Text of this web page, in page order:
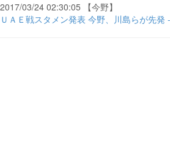
2017/03/24 02:30:05 【今野】
ＵＡＥ戦スタメン発表 今野、川島らが先発